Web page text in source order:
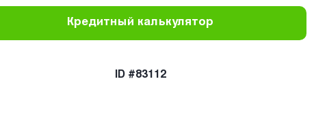
Кредитный калькулятор
ID #83112